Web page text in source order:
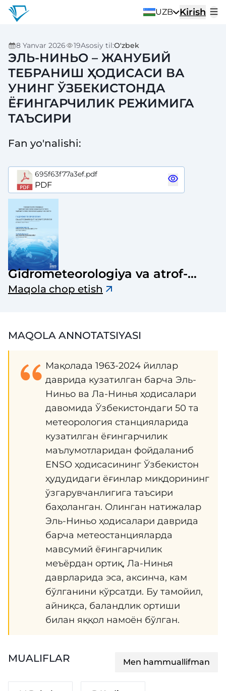
UZB Kirish
8 Yanvar 2026 19Asosiy til:O'zbek
ЭЛЬ-НИНЬО – ЖАНУБИЙ
ТЕБРАНИШ ҲОДИСАСИ ВА
УНИНГ ЎЗБЕКИСТОНДА
ЁҒИНГАРЧИЛИК РЕЖИМИГА
ТАЪСИРИ
Fan yo'nalishi:
695f63f77a3ef.pdf
PDF
Gidrometeorologiya va atrof-
muhit monitoringi
Maqola chop etish
MAQOLA ANNOTATSIYASI
Мақолада 1963-2024 йиллар
даврида кузатилган барча Эль-
Ниньо ва Ла-Нинья ҳодисалари
давомида Ўзбекистондаги 50 та
метеорология станцияларида
кузатилган ёғингарчилик
маълумотларидан фойдаланиб
ENSO ҳодисасининг Ўзбекистон
ҳудудидаги ёғинлар миқдорининг
ўзгарувчанлигига таъсири
баҳоланган. Олинган натижалар
Эль-Ниньо ҳодисалари даврида
барча метеостанцияларда
мавсумий ёғингарчилик
меъёрдан ортиқ, Ла-Нинья
даврларида эса, аксинча, кам
бўлганини кўрсатди. Бу тамойил,
айниқса, баландлик ортиши
билан яққол намоён бўлган.
MUALIFLAR Men hammuallifman